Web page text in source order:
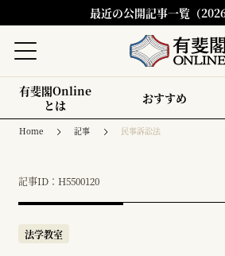
最近の公開記事一覧（2026
有斐閣Online
とは
おすすめ
Home 記事 民事訴訟法
記事ID：H5500120
法学教室